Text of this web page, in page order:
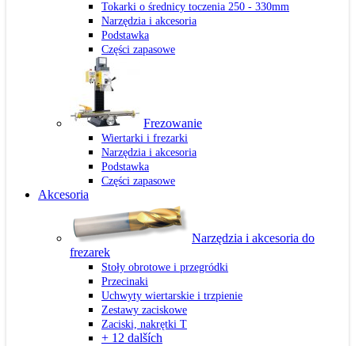
Tokarki o średnicy toczenia 250 - 330mm
Narzędzia i akcesoria
Podstawka
Części zapasowe
Frezowanie
Wiertarki i frezarki
Narzędzia i akcesoria
Podstawka
Części zapasowe
Akcesoria
Narzędzia i akcesoria do
frezarek
Stoły obrotowe i przegródki
Przecinaki
Uchwyty wiertarskie i trzpienie
Zestawy zaciskowe
Zaciski, nakrętki T
+ 12 dalších